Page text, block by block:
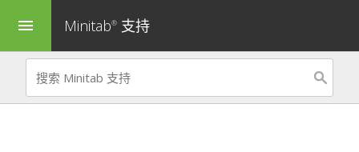
menu Minitab® 支持